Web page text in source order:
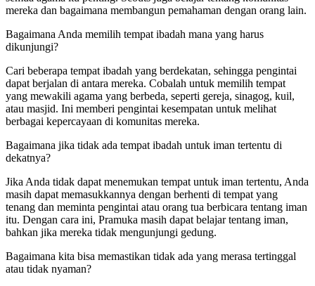
mereka dan bagaimana membangun pemahaman dengan orang lain.
Bagaimana Anda memilih tempat ibadah mana yang harus
dikunjungi?
Cari beberapa tempat ibadah yang berdekatan, sehingga pengintai
dapat berjalan di antara mereka. Cobalah untuk memilih tempat
yang mewakili agama yang berbeda, seperti gereja, sinagog, kuil,
atau masjid. Ini memberi pengintai kesempatan untuk melihat
berbagai kepercayaan di komunitas mereka.
Bagaimana jika tidak ada tempat ibadah untuk iman tertentu di
dekatnya?
Jika Anda tidak dapat menemukan tempat untuk iman tertentu, Anda
masih dapat memasukkannya dengan berhenti di tempat yang
tenang dan meminta pengintai atau orang tua berbicara tentang iman
itu. Dengan cara ini, Pramuka masih dapat belajar tentang iman,
bahkan jika mereka tidak mengunjungi gedung.
Bagaimana kita bisa memastikan tidak ada yang merasa tertinggal
atau tidak nyaman?